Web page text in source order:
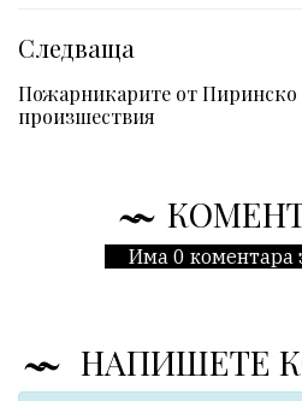
Следваща
Пожарникарите от Пиринско
произшествия
Има 0 коментара
НАПИШЕТЕ